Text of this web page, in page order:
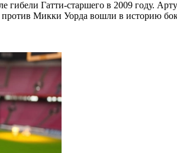
гибели Гатти-старшего в 2009 году.
Микки Уорда вошли в историю